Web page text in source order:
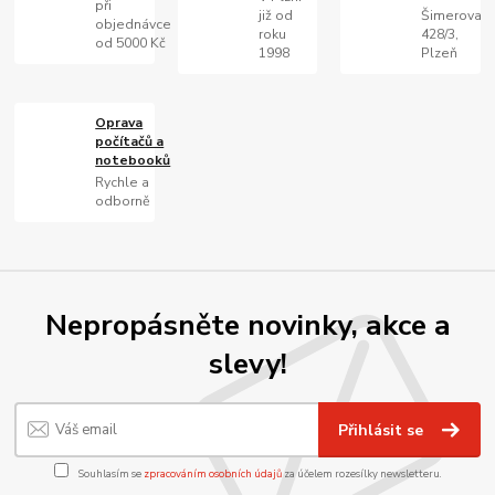
při
objednávce
od 5000 Kč
již od
roku
1998
Šimerova
428/3,
Plzeň
Oprava
počítačů a
notebooků
Rychle a
odborně
Nepropásněte novinky, akce a
slevy!
Přihlásit se
Souhlasím se zpracováním osobních údajůza účelem rozesílky newsletteru.